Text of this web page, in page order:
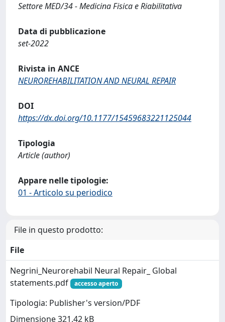
Settore MED/34 - Medicina Fisica e Riabilitativa
Data di pubblicazione
set-2022
Rivista in ANCE
NEUROREHABILITATION AND NEURAL REPAIR
DOI
https://dx.doi.org/10.1177/15459683221125044
Tipologia
Article (author)
Appare nelle tipologie:
01 - Articolo su periodico
File in questo prodotto:
File
Negrini_Neurorehabil Neural Repair_ Global
statements.pdf
accesso aperto
Tipologia: Publisher's version/PDF
Dimensione 321.42 kB